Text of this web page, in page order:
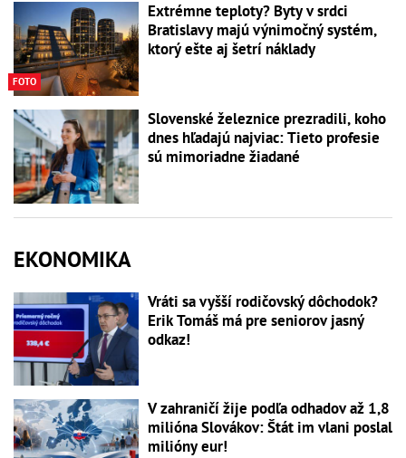
FOTO
Extrémne teploty? Byty v srdci
Bratislavy majú výnimočný systém,
ktorý ešte aj šetrí náklady
Slovenské železnice prezradili, koho
dnes hľadajú najviac: Tieto profesie
sú mimoriadne žiadané
EKONOMIKA
Vráti sa vyšší rodičovský dôchodok?
Erik Tomáš má pre seniorov jasný
odkaz!
V zahraničí žije podľa odhadov až 1,8
milióna Slovákov: Štát im vlani poslal
milióny eur!